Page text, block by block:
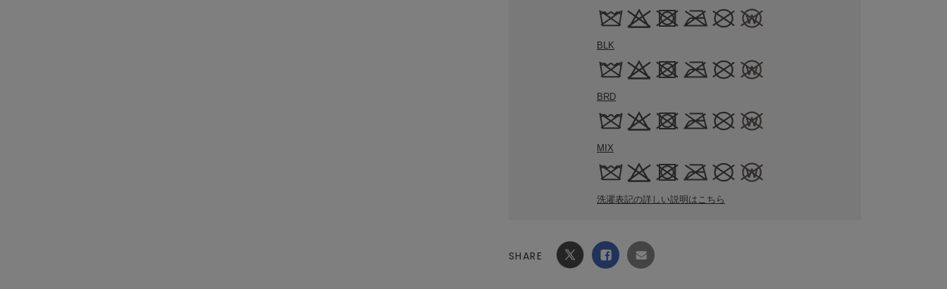
BLK
BRD
MIX
洗濯表記の詳しい説明はこちら
SHARE